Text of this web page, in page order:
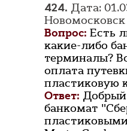
424. Дата:
Новомосковск
Вопрос: Есть
какие-либо
терминалы?
оплата
пластиковую
Ответ: Добрый
банкомат